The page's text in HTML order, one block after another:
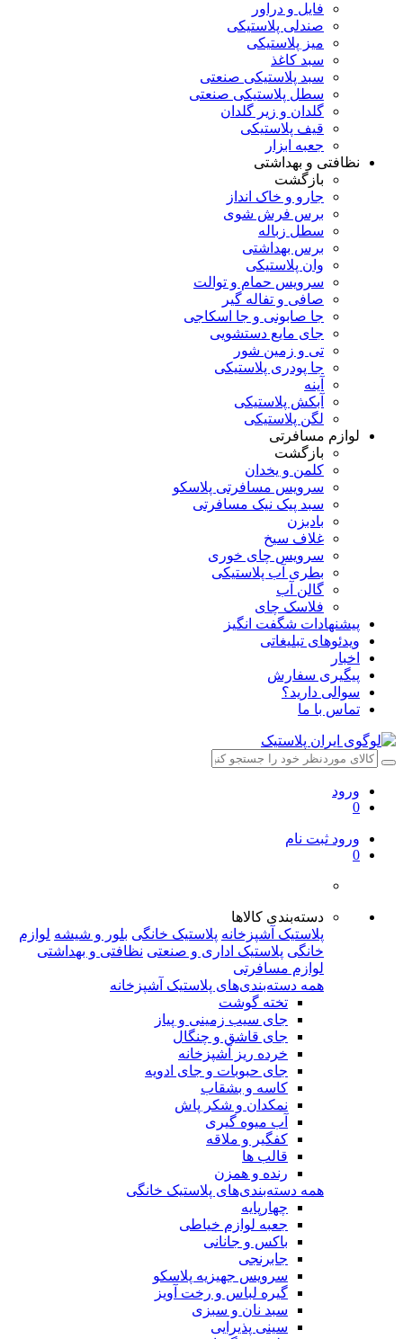
فایل و دراور
صندلی پلاستیکی
میز پلاستیکی
سبد کاغذ
سبد پلاستیکی صنعتی
سطل پلاستیکی صنعتی
گلدان و زیر گلدان
قیف پلاستیکی
جعبه ابزار
نظافتی و بهداشتی
بازگشت
جارو و خاک انداز
برس فرش شوی
سطل زباله
برس بهداشتی
وان پلاستیکی
سرویس حمام و توالت
صافی و تفاله گیر
جا صابونی و جا اسکاجی
جای مایع دستشویی
تی و زمین شور
جا پودری پلاستیکی
آینه
آبکش پلاستیکی
لگن پلاستیکی
لوازم مسافرتی
بازگشت
کلمن و یخدان
سرویس مسافرتی پلاسکو
سبد پیک نیک مسافرتی
بادبزن
غلاف سیخ
سرویس چای خوری
بطری آب پلاستیکی
گالن آب
فلاسک چای
پیشنهادات شگفت انگیز
ویدئوهای تبلیغاتی
اخبار
پیگیری سفارش
سوالی دارید؟
تماس با ما
ورود
0
ورود ثبت نام
0
دسته‌بندی کالاها
پلاستیک آشپزخانه پلاستیک خانگی بلور و شیشه لوازم
خانگی پلاستیک اداری و صنعتی نظافتی و بهداشتی
لوازم مسافرتی
همه دسته‌بندی‌های پلاستیک آشپزخانه
تخته گوشت
جای سیب زمینی و پیاز
جای قاشق و چنگال
خرده ریز آشپزخانه
جای حبوبات و جای ادویه
کاسه و بشقاب
نمکدان و شکر پاش
آب میوه گیری
کفگیر و ملاقه
قالب ها
رنده و همزن
همه دسته‌بندی‌های پلاستیک خانگی
چهارپایه
جعبه لوازم خیاطی
باکس و جانانی
جابرنجی
سرویس جهیزیه پلاسکو
گیره لباس و رخت آویز
سبد نان و سبزی
سینی پذیرایی